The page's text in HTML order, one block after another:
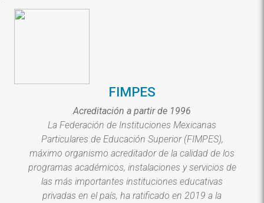
FIMPES
Acreditación a partir de 1996
La Federación de Instituciones Mexicanas
Particulares de Educación Superior (FIMPES),
máximo organismo acreditador de la calidad de los
programas académicos, instalaciones y servicios de
las más importantes instituciones educativas
privadas en el país, ha ratificado en 2019 a la